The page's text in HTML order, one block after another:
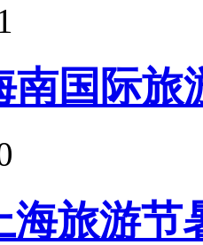
南国际旅
海旅游节